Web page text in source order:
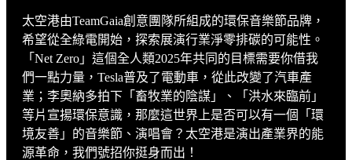
太空港由TeamGaia創意團隊所組成的環保音樂節品牌，
希望從全綠電開始，探索展演行業淨零排碳的可能性。
「Net Zero」這個全人類2025年共同的目標需要你借我
們一點力量，Tesla普及了電動車，從此改變了汽車產
業；李奧納多拍下「畜牧業的陰謀」、「洪水來臨前」
等片宣揚環保意識，那麼這世界上是否可以有一個「環
境友善」的音樂節、演唱會？太空港是演出產業界的能
源革命，我們號招你挺身而出！